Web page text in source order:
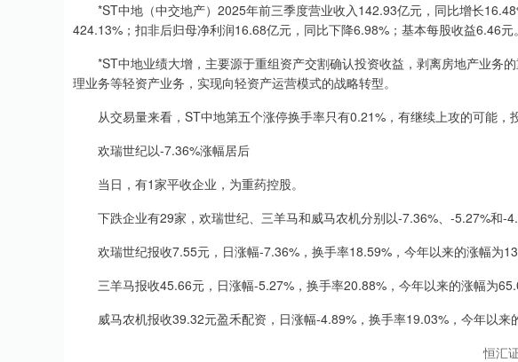
*ST中地（中交地产）2025年前三季度营业收入142.93亿元，同比增长
424.13%；扣非后归母净利润16.68亿元，同比下降6.98%；基本每股收益6.46元。
*ST中地业绩大增，主要源于重组资产交割确认投资收益，剥离房地产业务
理业务等轻资产业务，实现向轻资产运营模式的战略转型。
从交易量来看，ST中地第五个涨停换手率只有0.21%，有继续上攻的可能，
欢瑞世纪以-7.36%涨幅居后
当日，有1家平收企业，为重药控股。
下跌企业有29家，欢瑞世纪、三羊马和威马农机分别以-7.36%、-5.27%和-
欢瑞世纪报收7.55元，日涨幅-7.36%，换手率18.59%，今年以来的涨幅为
三羊马报收45.66元，日涨幅-5.27%，换手率20.88%，今年以来的涨幅为
威马农机报收39.32元盈禾配资，日涨幅-4.89%，换手率19.03%，今年以来
恒汇